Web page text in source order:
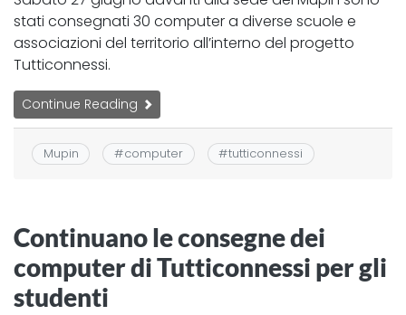
stati consegnati 30 computer a diverse scuole e
associazioni del territorio all’interno del progetto
Tutticonnessi.
Continue Reading
Mupin #computer #tutticonnessi
Continuano le consegne dei
computer di Tutticonnessi per gli
studenti